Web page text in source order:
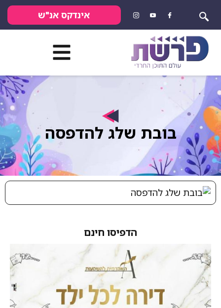
אינדקס אנ"ש
בובת שלג להדפסה
הדפיסו חינם